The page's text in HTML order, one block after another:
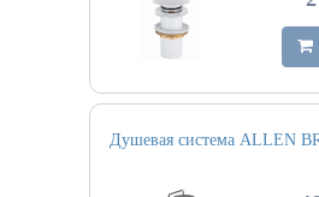
Душевая система ALLEN